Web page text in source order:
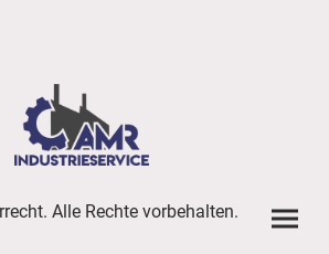
Alle Rechte vorbehalten.